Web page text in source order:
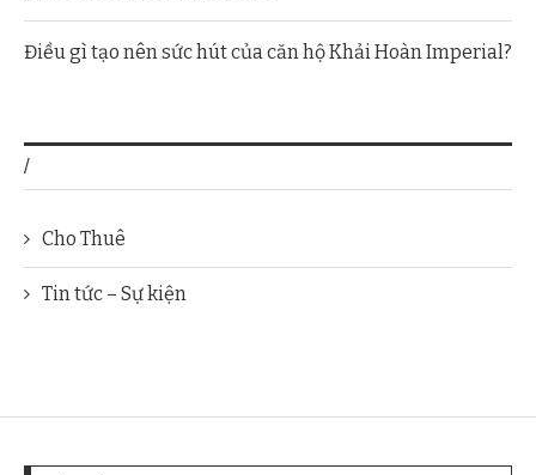
Điều gì tạo nên sức hút của căn hộ Khải Hoàn Imperial?
/
Cho Thuê
Tin tức – Sự kiện